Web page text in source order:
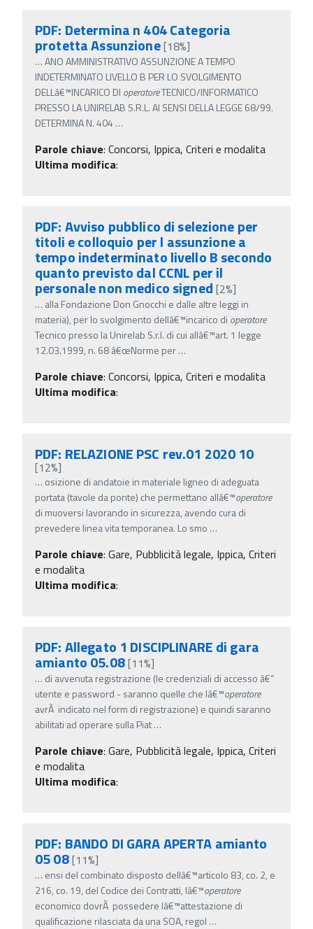
PDF: Determina n 404 Categoria
protetta Assunzione[18%]
…ANO AMMINISTRATIVO ASSUNZIONE A TEMPO
INDETERMINATO LIVELLO B PER LO SVOLGIMENTO
DELLâ€™INCARICO DI operatoreTECNICO/INFORMATICO
PRESSO LA UNIRELAB S.R.L. AI SENSI DELLA LEGGE 68/99.
DETERMINA N. 404 …
Parole chiave: Concorsi, Ippica, Criteri e modalita
Ultima modifica:
PDF: Avviso pubblico di selezione per
titoli e colloquio per l assunzione a
tempo indeterminato livello B secondo
quanto previsto dal CCNL per il
personale non medico signed [2%]
… alla Fondazione Don Gnocchi e dalle altre leggi in
materia), per lo svolgimento dellâ€™incarico di operatore
Tecnico presso la Unirelab S.r.l. di cui allâ€™art. 1 legge
12.03.1999, n. 68 â€œNorme per…
Parole chiave: Concorsi, Ippica, Criteri e modalita
Ultima modifica:
PDF: RELAZIONE PSC rev.01 2020 10
[12%]
… osizione di andatoie in materiale ligneo di adeguata
portata (tavole da ponte) che permettano allâ€™operatore
di muoversi lavorando in sicurezza, avendo cura di
prevedere linea vita temporanea. Lo smo …
Parole chiave: Gare, Pubblicità legale, Ippica, Criteri
e modalita
Ultima modifica:
PDF: Allegato 1 DISCIPLINARE di gara
amianto 05.08[11%]
… di avvenuta registrazione (le credenziali di accesso â€“
utente e password - saranno quelle che lâ€™operatore
avrÃ indicato nel form di registrazione) e quindi saranno
abilitati ad operare sulla Piat…
Parole chiave: Gare, Pubblicità legale, Ippica, Criteri
e modalita
Ultima modifica:
PDF: BANDO DI GARA APERTA amianto
05 08[11%]
… ensi del combinato disposto dellâ€™articolo 83, co. 2, e
216, co. 19, del Codice dei Contratti, lâ€™operatore
economico dovrÃ possedere lâ€™attestazione di
qualificazione rilasciata da una SOA, regol …